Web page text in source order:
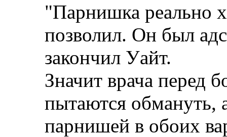
"Парнишка реально
позволил. Он был
закончил Уайт.
Значит врача перед
пытаются обмануть,
парнишей в обоих